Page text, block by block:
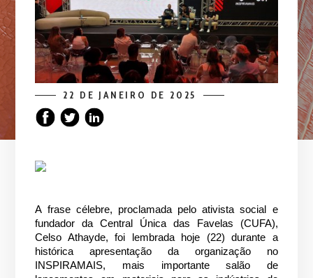
22 DE JANEIRO DE 2025
A frase célebre, proclamada pelo ativista social e
fundador da Central Única das Favelas (CUFA),
Celso Athayde, foi lembrada hoje (22) durante a
histórica apresentação da organização no
INSPIRAMAIS, mais importante salão de